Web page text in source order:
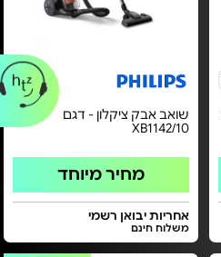
שואב אבק ציקלון - דגם
XB1142/10
מחיר מיוחד
אחריות יבואן רשמי
משלוח חינם